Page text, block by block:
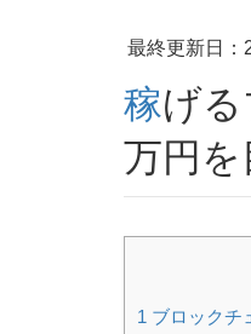
最終更新日：
稼げるブロックチェーンゲーム徹底解説！月収10
万円を
1 ブロックチ